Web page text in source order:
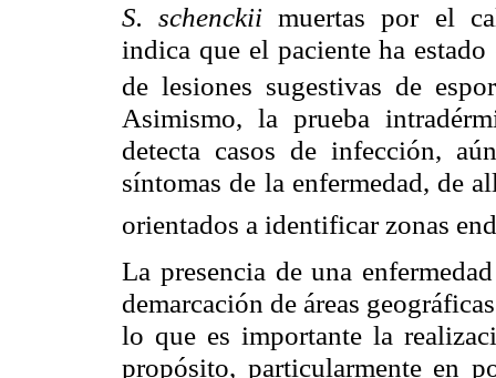
S. schenckiimuertas por el
indica que el paciente ha
de lesiones sugestivas de
Asimismo, la prueba
detecta casos de infección,
síntomas de la enfermedad, de
orientados a identificar zonas
La presencia de una
demarcación de áreas
lo que es importante la
propósito, particularmente en